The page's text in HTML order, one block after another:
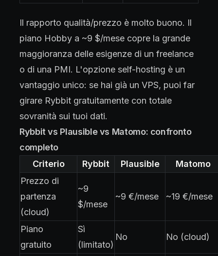
Il rapporto qualità/prezzo è molto buono. Il
piano Hobby a ~9 $/mese copre la grande
maggioranza delle esigenze di un freelance
o di una PMI. L'opzione self-hosting è un
vantaggio unico: se hai già un VPS, puoi far
girare Rybbit gratuitamente con totale
sovranità sui tuoi dati.
Rybbit vs Plausible vs Matomo: confronto
completo
Criterio
Rybbit Plausible
Matomo
Prezzo di
partenza
(cloud)
~9
$/mese
~9 €/mese ~19 €/mese
Piano
gratuito
Sì
(limitato)
No No (cloud)